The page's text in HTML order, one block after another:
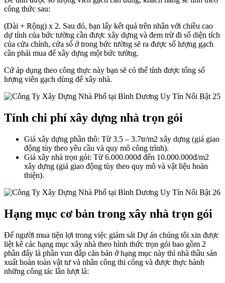
công thức sau:
(Dài + Rộng) x 2. Sau đó, bạn lấy kết quả trên nhân với chiều cao
dự tính của bức tường cần được xây dựng và đem trừ đi số diện tích
của cửa chính, cửa sổ ở trong bức tường sẽ ra được số lượng gạch
cần phải mua để xây dựng một bức tường.
Cứ áp dụng theo công thực này bạn sẽ có thể tính được tổng số
lượng viên gạch dùng để xây nhà.
Tính chi phí xây dựng nhà trọn gói
Giá xây dựng phần thô: Từ 3.5 – 3.7tr/m2 xây dựng (giá giao
động tùy theo yêu cầu và quy mô công trình).
Giá xây nhà trọn gói: Từ 6.000.000đ đến 10.000.000đ/m2
xây dựng (giá giao động tùy theo quy mô và vật liệu hoàn
thiện).
Hạng mục cơ bản trong xây nhà trọn gói
Để người mua tiện lợi trong việc giám sát Dự án chúng tôi xin được
liệt kê các hạng mục xây nhà theo hình thức trọn gói bao gồm 2
phần đấy là phần vun đắp căn bản ở hạng mục này thì nhà thầu sản
xuất hoàn toàn vật tư và nhân công thi công và được thực hành
những công tác lần lượt là: